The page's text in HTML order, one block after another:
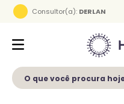
Consultor(a): DERLAN
O que você procura hoje?